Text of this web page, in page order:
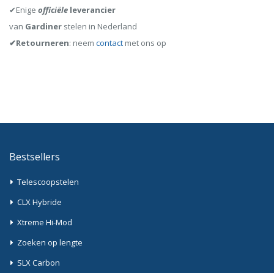
✔Enige officiële leverancier
van Gardiner stelen in Nederland
✔Retourneren: neem contact met ons op
Bestsellers
Telescoopstelen
CLX Hybride
Xtreme Hi-Mod
Zoeken op lengte
SLX Carbon